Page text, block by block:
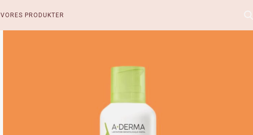
VORES PRODUKTER